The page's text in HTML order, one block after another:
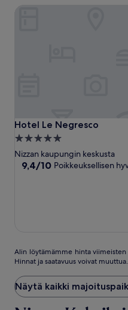
Hotel
Le
Negresco
Hotel Le Negresco
Hotel Le Negresco
5.0
tähden
majoituspaikka
Nizzan kaupungin keskusta
9.4
9,4/10 Poikkeuksellisen
Hotel Le Negresco
Alin
löytämämme
viimeisten
24
tunnin
Alin löytämämme hinta
Hinnat ja saatavuus voivat
Näytä kaikki